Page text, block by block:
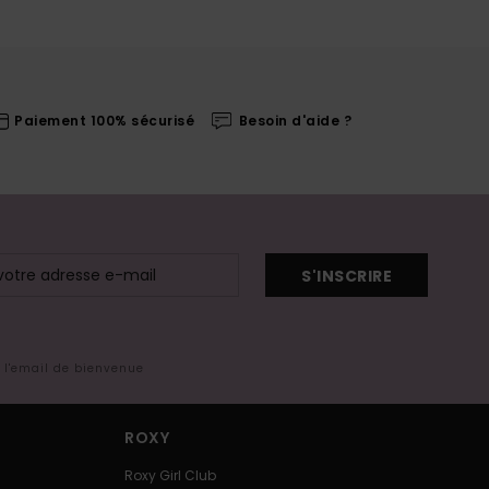
Paiement 100% sécurisé Besoin d'aide ?
S'INSCRIRE
de bienvenue
ROXY
Roxy Girl Club